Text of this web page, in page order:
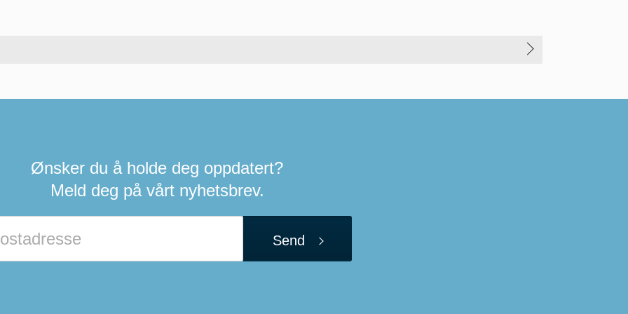
Ønsker du å holde deg oppdatert?
Meld deg på vårt nyhetsbrev.
Send